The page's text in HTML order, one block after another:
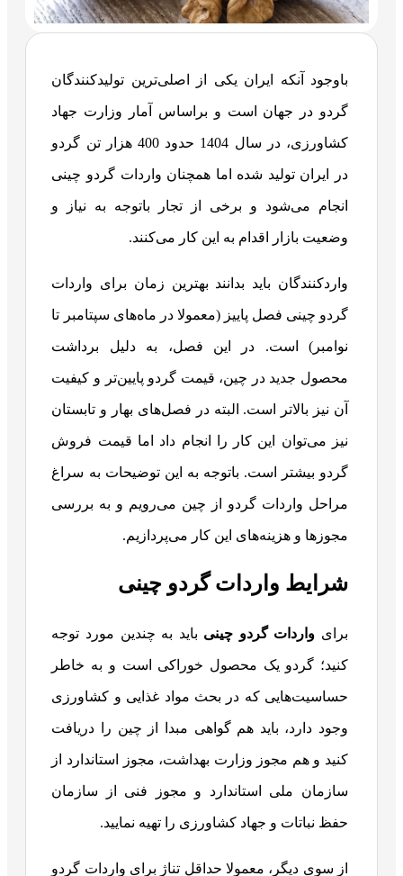
باوجود آنکه ایران یکی از اصلی‌ترین تولیدکنندگان
گردو در جهان است و براساس آمار وزارت جهاد
کشاورزی، در سال 1404 حدود 400 هزار تن گردو
در ایران تولید شده اما همچنان واردات گردو چینی
انجام می‌شود و برخی از تجار باتوجه به نیاز و
وضعیت بازار اقدام به این کار می‌کنند.
واردکنندگان باید بدانند بهترین زمان برای واردات
گردو چینی فصل پاییز (معمولا در ماه‌های سپتامبر تا
نوامبر) است. در این فصل، به دلیل برداشت
محصول جدید در چین، قیمت گردو پایین‌تر و کیفیت
آن نیز بالاتر است. البته در فصل‌های بهار و تابستان
نیز می‌توان این کار را انجام داد اما قیمت فروش
گردو بیشتر است. باتوجه به این توضیحات به سراغ
مراحل واردات گردو از چین می‌رویم و به بررسی
مجوزها و هزینه‌های این کار می‌پردازیم.
شرایط واردات گردو چینی
برای واردات گردو چینی باید به چندین مورد توجه
کنید؛ گردو یک محصول خوراکی است و به خاطر
حساسیت‌هایی که در بحث مواد غذایی و کشاورزی
وجود دارد، باید هم گواهی مبدا از چین را دریافت
کنید و هم مجوز وزارت بهداشت، مجوز استاندارد از
سازمان ملی استاندارد و مجوز فنی از سازمان
حفظ نباتات و جهاد کشاورزی را تهیه نمایید.
از سوی دیگر، معمولا حداقل تناژ برای واردات گردو